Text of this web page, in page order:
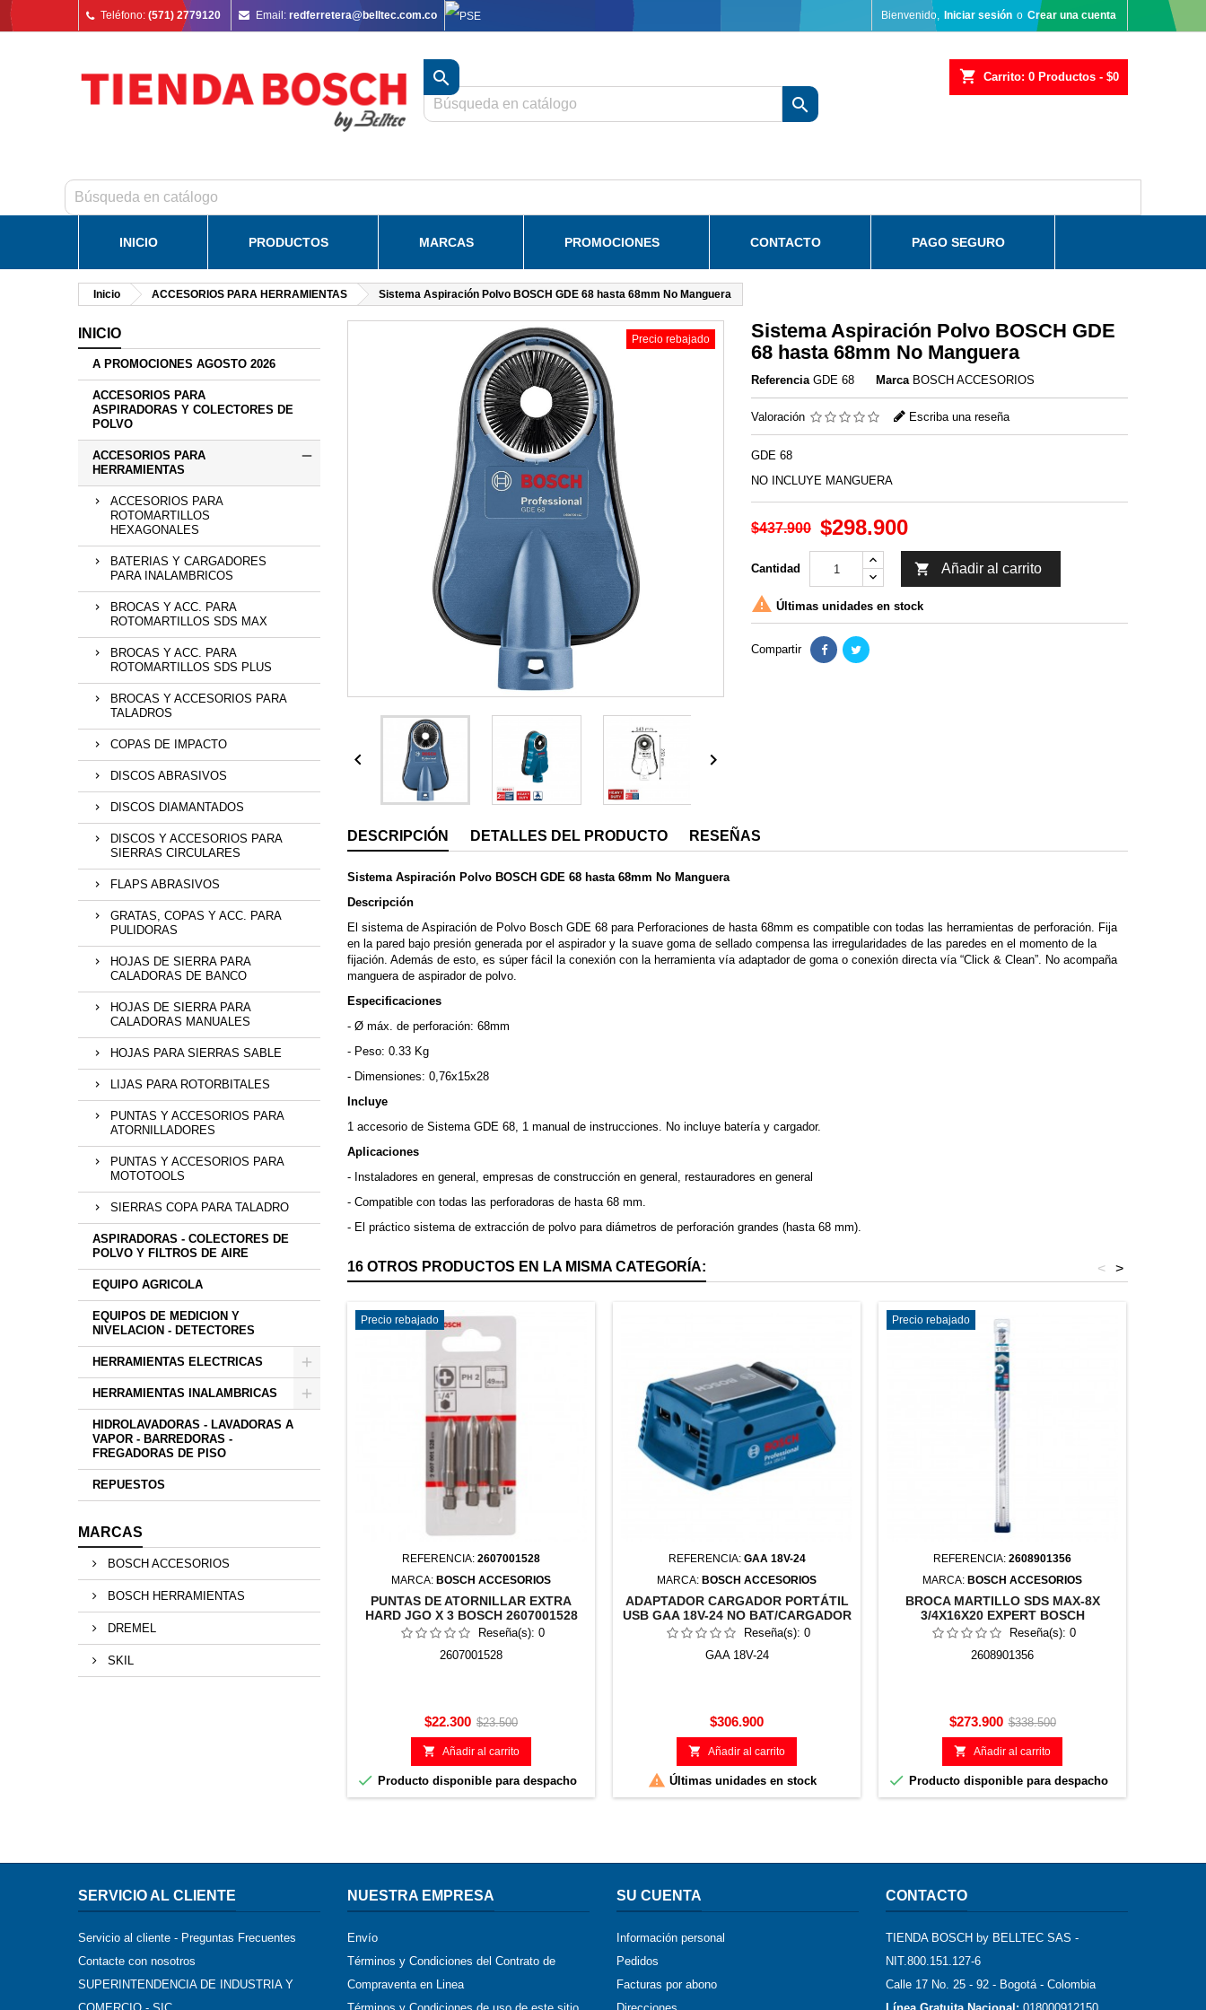
Teléfono: (571) 2779120 Email: redferretera@belltec.com.co Bienvenido, Iniciar sesión o Crear una cuenta
shopping_cart Carrito: 0 Productos - $0


INICIO PRODUCTOS MARCAS PROMOCIONES CONTACTO PAGO SEGURO
Inicio ACCESORIOS PARA HERRAMIENTAS Sistema Aspiración Polvo BOSCH GDE 68 hasta 68mm No Manguera
INICIO
A PROMOCIONES AGOSTO 2026
ACCESORIOS PARA
ASPIRADORAS Y COLECTORES DE
POLVO
ACCESORIOS PARA
HERRAMIENTAS
ACCESORIOS PARA
ROTOMARTILLOS
HEXAGONALES
BATERIAS Y CARGADORES
PARA INALAMBRICOS
BROCAS Y ACC. PARA
ROTOMARTILLOS SDS MAX
BROCAS Y ACC. PARA
ROTOMARTILLOS SDS PLUS
BROCAS Y ACCESORIOS PARA
TALADROS
COPAS DE IMPACTO
DISCOS ABRASIVOS
DISCOS DIAMANTADOS
DISCOS Y ACCESORIOS PARA
SIERRAS CIRCULARES
FLAPS ABRASIVOS
GRATAS, COPAS Y ACC. PARA
PULIDORAS
HOJAS DE SIERRA PARA
CALADORAS DE BANCO
HOJAS DE SIERRA PARA
CALADORAS MANUALES
HOJAS PARA SIERRAS SABLE
LIJAS PARA ROTORBITALES
PUNTAS Y ACCESORIOS PARA
ATORNILLADORES
PUNTAS Y ACCESORIOS PARA
MOTOTOOLS
SIERRAS COPA PARA TALADRO
ASPIRADORAS - COLECTORES DE
POLVO Y FILTROS DE AIRE
EQUIPO AGRICOLA
EQUIPOS DE MEDICION Y
NIVELACION - DETECTORES
HERRAMIENTAS ELECTRICAS
HERRAMIENTAS INALAMBRICAS
HIDROLAVADORAS - LAVADORAS A
VAPOR - BARREDORAS -
FREGADORAS DE PISO
REPUESTOS
MARCAS
BOSCH ACCESORIOS
BOSCH HERRAMIENTAS
DREMEL
SKIL
Precio rebajado
 
Sistema Aspiración Polvo BOSCH GDE
68 hasta 68mm No Manguera
Referencia GDE 68 Marca BOSCH ACCESORIOS
Valoración Escriba una reseña
GDE 68
NO INCLUYE MANGUERA
$437.900 $298.900
Cantidad  Añadir al carrito
 Últimas unidades en stock
Compartir
DESCRIPCIÓN DETALLES DEL PRODUCTO RESEÑAS
Sistema Aspiración Polvo BOSCH GDE 68 hasta 68mm No Manguera
Descripción
El sistema de Aspiración de Polvo Bosch GDE 68 para Perforaciones de hasta 68mm es compatible con todas las herramientas de perforación. Fija
en la pared bajo presión generada por el aspirador y la suave goma de sellado compensa las irregularidades de las paredes en el momento de la
fijación. Además de esto, es súper fácil la conexión con la herramienta vía adaptador de goma o conexión directa vía “Click & Clean”. No acompaña
manguera de aspirador de polvo.
Especificaciones
- Ø máx. de perforación: 68mm
- Peso: 0.33 Kg
- Dimensiones: 0,76x15x28
Incluye
1 accesorio de Sistema GDE 68, 1 manual de instrucciones. No incluye batería y cargador.
Aplicaciones
- Instaladores en general, empresas de construcción en general, restauradores en general
- Compatible con todas las perforadoras de hasta 68 mm.
- El práctico sistema de extracción de polvo para diámetros de perforación grandes (hasta 68 mm).
16 OTROS PRODUCTOS EN LA MISMA CATEGORÍA: >
<
Precio rebajado
REFERENCIA: 2607001528
MARCA: BOSCH ACCESORIOS
PUNTAS DE ATORNILLAR EXTRA
HARD JGO X 3 BOSCH 2607001528
Reseña(s): 0
2607001528
Precio
$22.300 Precio
base
$23.500
 Añadir al carrito
 Producto disponible para despacho
REFERENCIA: GAA 18V-24
MARCA: BOSCH ACCESORIOS
ADAPTADOR CARGADOR PORTÁTIL
USB GAA 18V-24 NO BAT/CARGADOR
Reseña(s): 0
GAA 18V-24
Precio
$306.900
 Añadir al carrito
 Últimas unidades en stock
Precio rebajado
REFERENCIA: 2608901356
MARCA: BOSCH ACCESORIOS
BROCA MARTILLO SDS MAX-8X
3/4X16X20 EXPERT BOSCH
2608901356Reseña(s): 0
2608901356
Precio
$273.900 Precio
base
$338.500
 Añadir al carrito
 Producto disponible para despacho
SERVICIO AL CLIENTE
Servicio al cliente - Preguntas Frecuentes
Contacte con nosotros
SUPERINTENDENCIA DE INDUSTRIA Y
NUESTRA EMPRESA
Envío
Términos y Condiciones del Contrato de
Compraventa en Linea
SU CUENTA
Información personal
Pedidos
Facturas por abono
CONTACTO
TIENDA BOSCH by BELLTEC SAS -
NIT.800.151.127-6
Calle 17 No. 25 - 92 - Bogotá - Colombia